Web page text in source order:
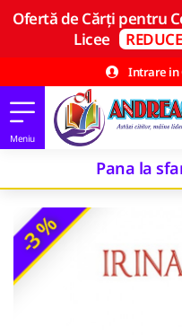
Ofertă de Cărți pentru
Licee
Intrare in
Pana la
-3 %